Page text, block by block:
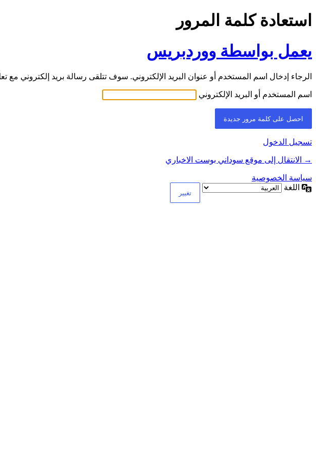
استعادة كلمة المرور
يعمل بواسطة ووردبريس
الرجاء إدخال اسم المستخدم أو عنوان البريد الإلكتروني. سوف تتلقى رسالة بريد إلكتروني مع
اسم المستخدم أو البريد الإلكتروني
تسجيل الدخول
→ الانتقال إلى موقع سوداني بوست الاخباري
سياسة الخصوصية
اللغة